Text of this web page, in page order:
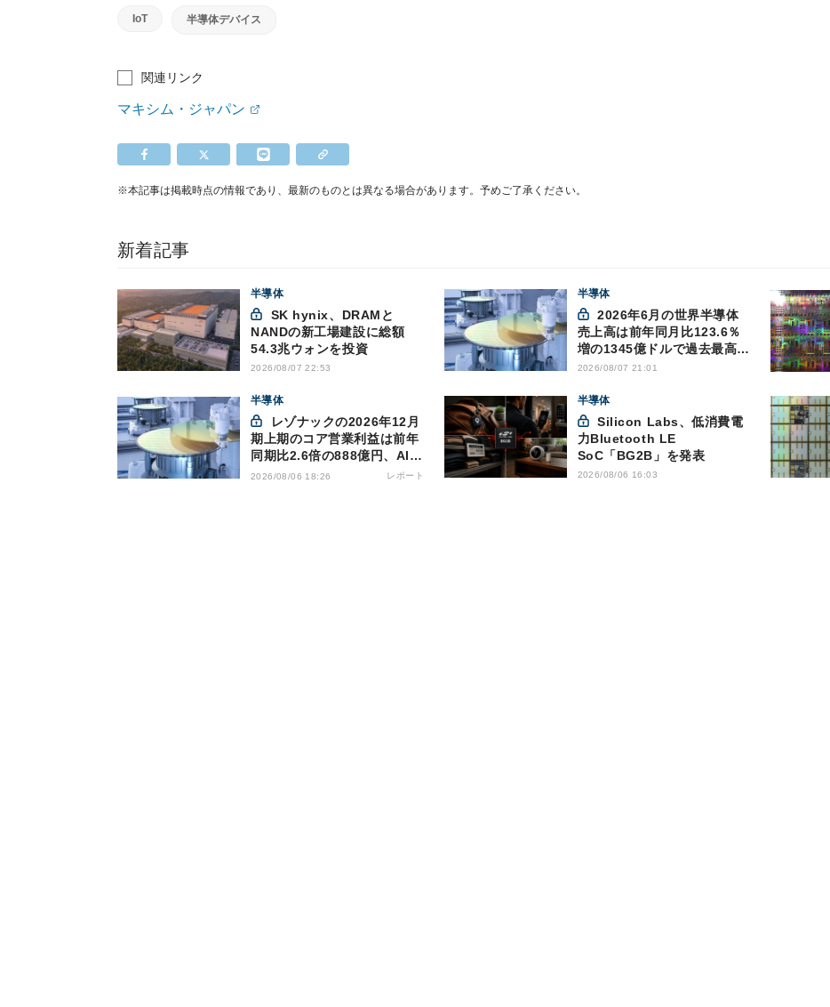
IoT 半導体デバイス
関連リンク
マキシム・ジャパン
※本記事は掲載時点の情報であり、最新のものとは異なる場合があります。予めご了承ください。
新着記事
半導体
NANDの新工場建設に総額
54.3兆ウォンを投資
2026/08/07 22:53
半導体
2026年6月の世界半導体
売上高は前年同月比123.6％
増の1345億ドルで過去最高更
新 SIA調べ
2026/08/07 21:01
半導体
期上期のコア営業利益は前年
同期比2.6倍の888億円、AI向
け半導体材料が好調
2026/08/06 18:26 レポート
半導体
Silicon Labs、低消費電
力Bluetooth LE
SoC「BG2B」を発表
2026/08/06 16:03